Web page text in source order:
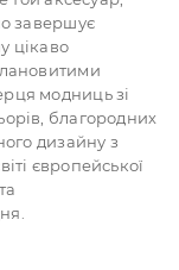
завершує
цікаво
модниць зі
благородних
дизайну з
європейської